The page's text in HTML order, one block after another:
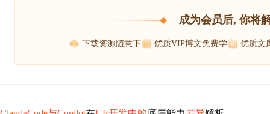
成为会员后, 你将
下载资源随意下 优质VIP博文免费学 优质文